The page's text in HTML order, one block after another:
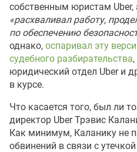
собственным юристам Uber,
«расхваливал работу,
по обеспечению
однако, оспаривал эту
судебного разбирательства
юридический отдел Uber и
в курсе.
Что касается того, был ли
директор Uber Трэвис
Как минимум, Каланику не
обвинений в связи с